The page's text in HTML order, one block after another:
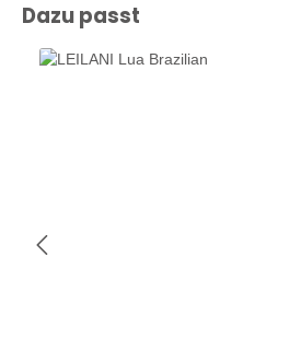
Produktgalerie überspringen
Dazu passt